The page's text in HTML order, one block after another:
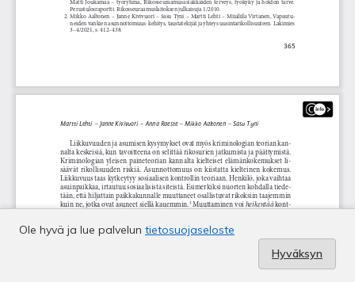
Ole hyvä ja lue palvelun tietosuojaseloste
Hyväksyn